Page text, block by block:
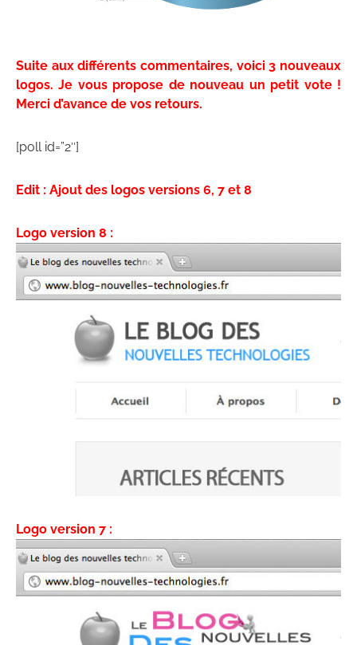
Suite aux différents commentaires, voici 3 nouveaux
logos. Je vous propose de nouveau un petit vote !
Merci d’avance de vos retours.
[poll id=”2″]
Edit : Ajout des logos versions 6, 7 et 8
Logo version 8 :
Logo version 7 :